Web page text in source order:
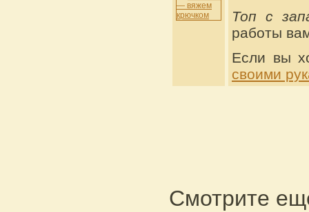
Топ с
работы
Если вы
своими
Смотрите